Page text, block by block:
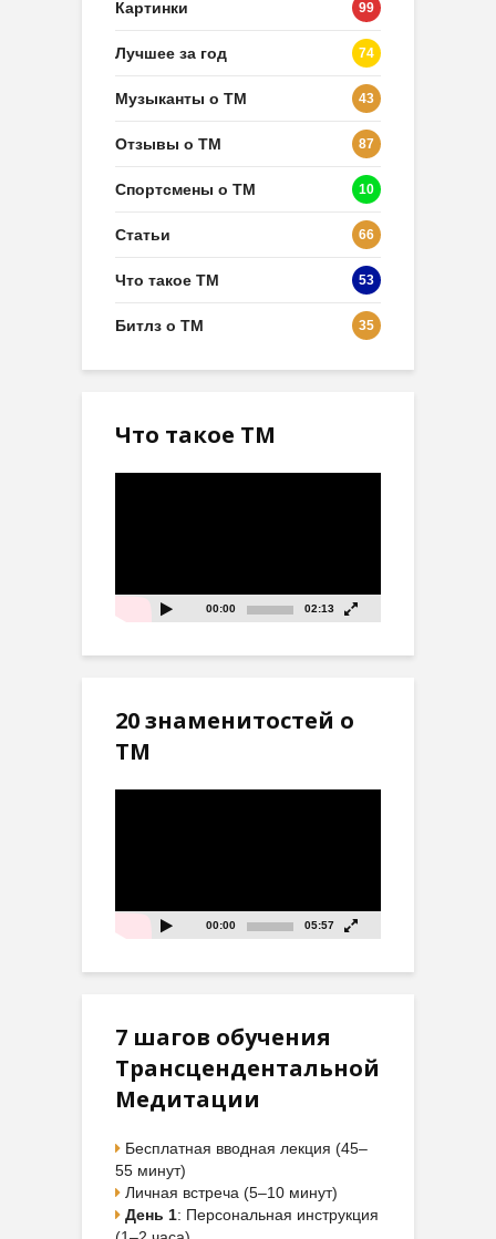
Картинки 99
Лучшее за год 74
Музыканты о ТМ 43
Отзывы о ТМ 87
Спортсмены о ТМ 10
Статьи 66
Что такое ТМ 53
Битлз о ТМ 35
Что такое ТМ
00:00 02:13
20 знаменитостей о
ТМ
00:00 05:57
7 шагов обучения
Трансцендентальной
Медитации
Бесплатная вводная лекция (45–
55 минут)
Личная встреча (5–10 минут)
День 1: Персональная инструкция